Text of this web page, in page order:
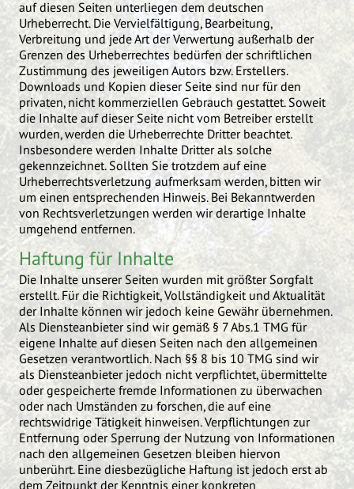
auf diesen Seiten unterliegen dem deutschen
Urheberrecht. Die Vervielfältigung, Bearbeitung,
Verbreitung und jede Art der Verwertung außerhalb der
Grenzen des Urheberrechtes bedürfen der schriftlichen
Zustimmung des jeweiligen Autors bzw. Erstellers.
Downloads und Kopien dieser Seite sind nur für den
privaten, nicht kommerziellen Gebrauch gestattet. Soweit
die Inhalte auf dieser Seite nicht vom Betreiber erstellt
wurden, werden die Urheberrechte Dritter beachtet.
Insbesondere werden Inhalte Dritter als solche
gekennzeichnet. Sollten Sie trotzdem auf eine
Urheberrechtsverletzung aufmerksam werden, bitten wir
um einen entsprechenden Hinweis. Bei Bekanntwerden
von Rechtsverletzungen werden wir derartige Inhalte
umgehend entfernen.
Haftung für Inhalte
Die Inhalte unserer Seiten wurden mit größter Sorgfalt
erstellt. Für die Richtigkeit, Vollständigkeit und Aktualität
der Inhalte können wir jedoch keine Gewähr übernehmen.
Als Diensteanbieter sind wir gemäß § 7 Abs.1 TMG für
eigene Inhalte auf diesen Seiten nach den allgemeinen
Gesetzen verantwortlich. Nach §§ 8 bis 10 TMG sind wir
als Diensteanbieter jedoch nicht verpflichtet, übermittelte
oder gespeicherte fremde Informationen zu überwachen
oder nach Umständen zu forschen, die auf eine
rechtswidrige Tätigkeit hinweisen. Verpflichtungen zur
Entfernung oder Sperrung der Nutzung von Informationen
nach den allgemeinen Gesetzen bleiben hiervon
unberührt. Eine diesbezügliche Haftung ist jedoch erst ab
dem Zeitpunkt der Kenntnis einer konkreten